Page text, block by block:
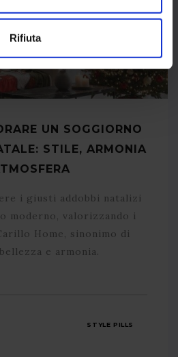
Rifiuta
UN SOGGIORNO
STILE, ARMONIA
i giusti addobbi natalizi
moderno, valorizzando i
Home, sinonimo di
e armonia.
STYLE PILLS